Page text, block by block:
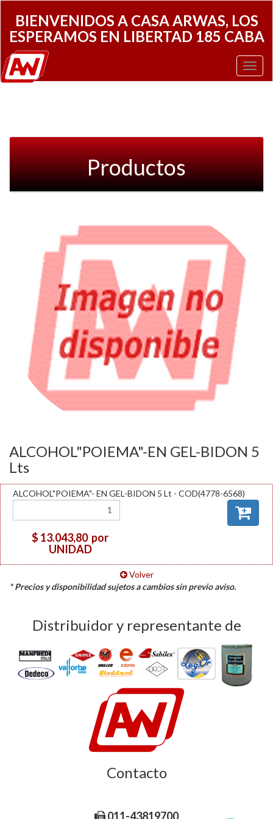
BIENVENIDOS A CASA ARWAS, LOS
ESPERAMOS EN LIBERTAD 185 CABA
Productos
ALCOHOL"POIEMA"-EN GEL-BIDON 5
Lts
ALCOHOL"POIEMA"- EN GEL-BIDON 5 Lt - COD(4778-6568)
$ 13.043,80 por
UNIDAD
Volver
* Precios y disponibilidad sujetos a cambios sin previo aviso.
Distribuidor y representante de
Contacto
011-43819700